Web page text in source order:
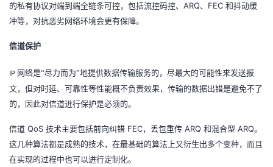
的私有协议对端到端全链条可控，包括流控码控、 ARQ、 FEC 和抖动缓
冲等，对抗恶劣网络环境会更有保障。
信道保护
IP 网络是“尽力而为”地提供数据传输服务的，尽最大的可能性来发送报
文，但对时延、可靠性等性能概不负责效果，传输的数据出错是避免不了
的，因此对信道进行保护是必须的。
信道 QoS 技术主要包括前向纠错 FEC，丢包重传 ARQ 和混合型 ARQ。
这几种算法都是成熟的技术，在最基础的算法上又衍生出多个变种，而且
在实现的过程中也可以进行定制化。